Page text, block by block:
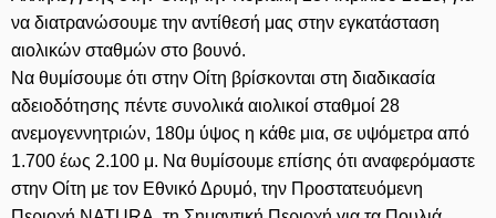
να διατρανώσουμε την αντίθεσή μας στην εγκατάσταση
αιολικών σταθμών στο βουνό.
Να θυμίσουμε ότι στην Οίτη βρίσκονται στη διαδικασία
αδειοδότησης πέντε συνολικά αιολικοί σταθμοί 28
ανεμογεννητριών, 180μ ύψος η κάθε μια, σε υψόμετρα από
1.700 έως 2.100 μ. Να θυμίσουμε επίσης ότι αναφερόμαστε
στην Οίτη με τον Εθνικό Δρυμό, την Προστατευόμενη